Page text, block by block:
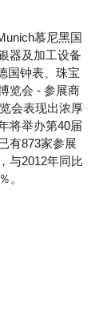
慕尼黑国
器及加工设备
国钟表、珠宝
览会 - 参展商
会表现出浓厚
将举办第40届
有873家参展
与2012年同比
。